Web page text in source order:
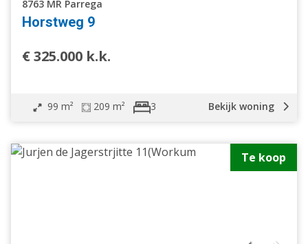
8763 MR Parrega
Horstweg 9
€ 325.000 k.k.
99 m² 209 m² 3 Bekijk woning
Te koop